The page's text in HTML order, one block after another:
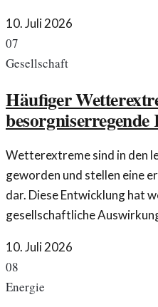
10. Juli 2026
07
Gesellschaft
Häufiger
besorgniserregende
Wetterextreme sind in den
geworden und stellen eine
dar. Diese Entwicklung hat
gesellschaftliche
10. Juli 2026
08
Energie